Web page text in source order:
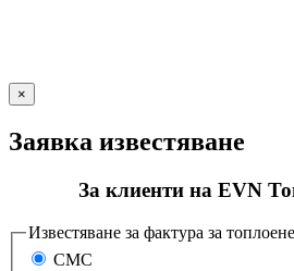
×
Заявка известяване
За клиенти на EVN
Известяване за фактура за
СМС